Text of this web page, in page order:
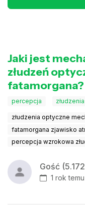
Jaki jest
złudzeń
fatamorgana?
percepcja złudzenia
złudzenia optyczne
fatamorgana zjawisko
percepcja wzrokowa
Gość
1 rok temu